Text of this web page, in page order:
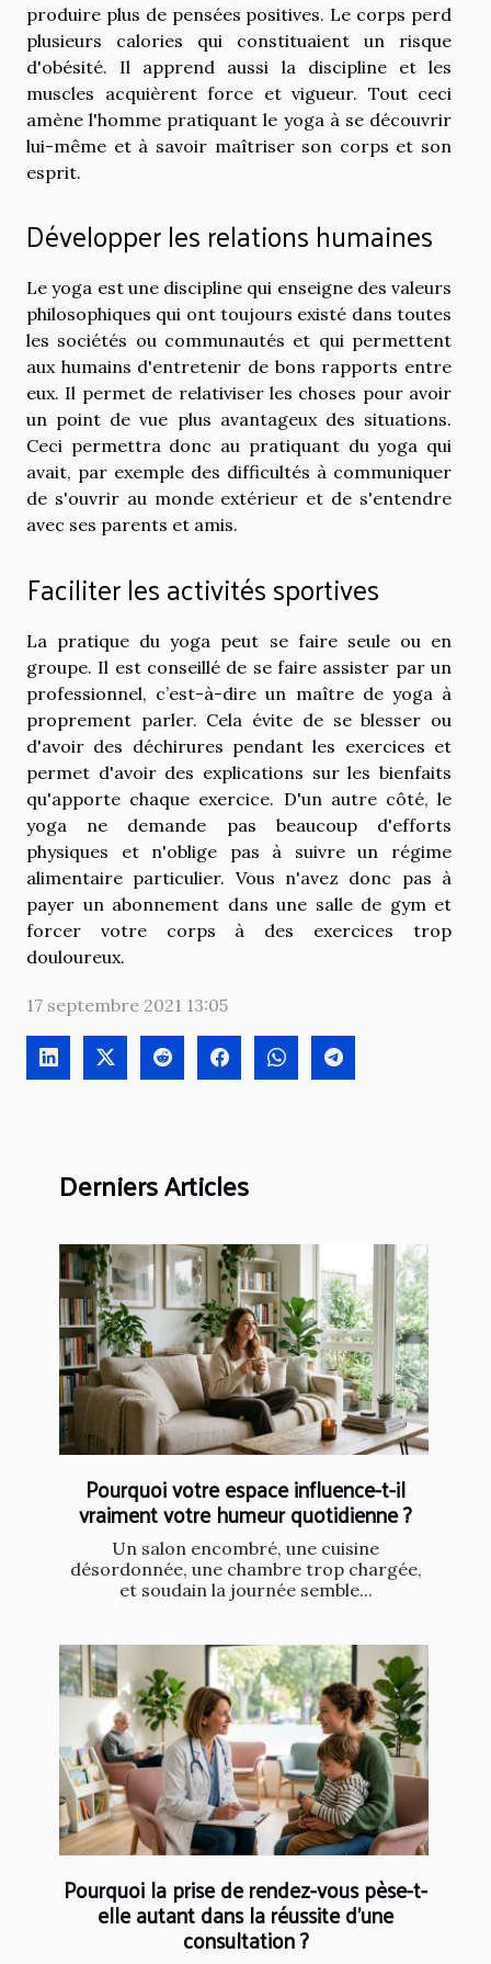
produire plus de pensées positives. Le corps perd
plusieurs calories qui constituaient un risque
d'obésité. Il apprend aussi la discipline et les
muscles acquièrent force et vigueur. Tout ceci
amène l'homme pratiquant le yoga à se découvrir
lui-même et à savoir maîtriser son corps et son
esprit.
Développer les relations humaines
Le yoga est une discipline qui enseigne des valeurs
philosophiques qui ont toujours existé dans toutes
les sociétés ou communautés et qui permettent
aux humains d'entretenir de bons rapports entre
eux. Il permet de relativiser les choses pour avoir
un point de vue plus avantageux des situations.
Ceci permettra donc au pratiquant du yoga qui
avait, par exemple des difficultés à communiquer
de s'ouvrir au monde extérieur et de s'entendre
avec ses parents et amis.
Faciliter les activités sportives
La pratique du yoga peut se faire seule ou en
groupe. Il est conseillé de se faire assister par un
professionnel, c’est-à-dire un maître de yoga à
proprement parler. Cela évite de se blesser ou
d'avoir des déchirures pendant les exercices et
permet d'avoir des explications sur les bienfaits
qu'apporte chaque exercice. D'un autre côté, le
yoga ne demande pas beaucoup d'efforts
physiques et n'oblige pas à suivre un régime
alimentaire particulier. Vous n'avez donc pas à
payer un abonnement dans une salle de gym et
forcer votre corps à des exercices trop
douloureux.
17 septembre 2021 13:05
Derniers Articles
Pourquoi votre espace influence-t-il
vraiment votre humeur quotidienne ?
Un salon encombré, une cuisine
désordonnée, une chambre trop chargée,
et soudain la journée semble...
Pourquoi la prise de rendez-vous pèse-t-
elle autant dans la réussite d’une
consultation ?